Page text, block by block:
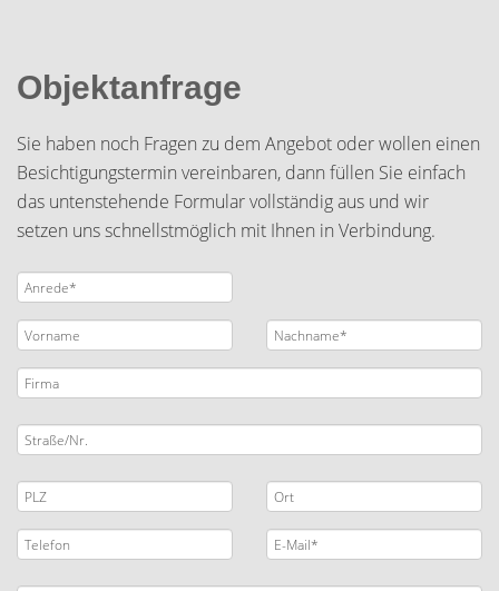
Objektanfrage
Sie haben noch Fragen zu dem Angebot oder wollen einen
Besichtigungstermin vereinbaren, dann füllen Sie einfach
das untenstehende Formular vollständig aus und wir
setzen uns schnellstmöglich mit Ihnen in Verbindung.